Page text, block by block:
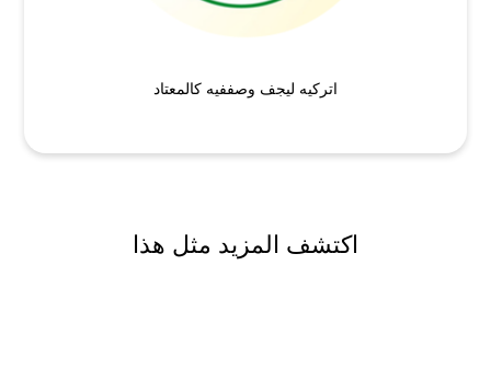
اتركيه ليجف وصففيه كالمعتاد
اكتشف المزيد مثل هذا